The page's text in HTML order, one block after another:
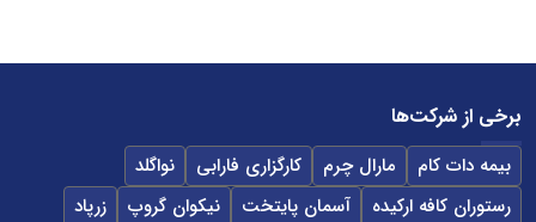
برخی از شرکت‌ها
بیمه دات کام مارال چرم کارگزاری فارابی
نواگلد
رستوران کافه ارکیده
آسمان پایتخت نیکوان گروپ
زرپاد